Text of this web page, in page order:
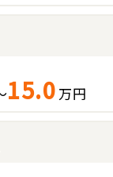
15.0 万円